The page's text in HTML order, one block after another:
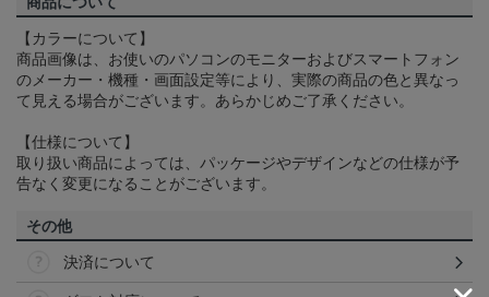
【カラーについて】
商品画像は、お使いのパソコンのモニターおよびスマートフォン
のメーカー・機種・画面設定等により、実際の商品の色と異なっ
て見える場合がございます。あらかじめご了承ください。
【仕様について】
取り扱い商品によっては、パッケージやデザインなどの仕様が予
告なく変更になることがございます。
その他
決済について